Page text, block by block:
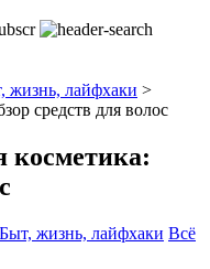
жизнь, лайфхаки >
средств для волос
косметика:
Быт, жизнь, лайфхаки Всё